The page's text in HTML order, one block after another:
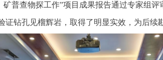
普查物探工作”项目成果报告通过专家组
钻孔见榴辉岩，取得了明显实效，为后续